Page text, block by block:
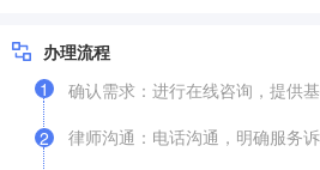
办理流程
1
确认需求：进行在线咨询，提供
2
律师沟通：电话沟通，明确服务